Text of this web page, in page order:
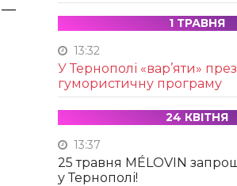
—
1 ТРАВНЯ
13:32
У Тернополі «вар’яти»
гумористичну програму
24 КВІТНЯ
13:37
25 травня MÉLOVIN
у Тернополі!